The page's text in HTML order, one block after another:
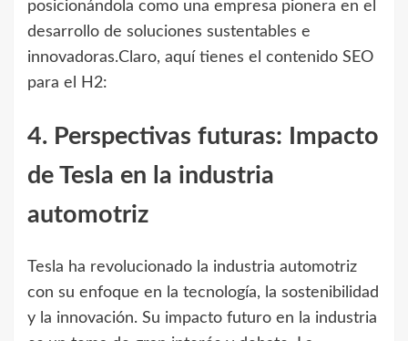
posicionándola como una empresa pionera en el
desarrollo de soluciones sustentables e
innovadoras.Claro, aquí tienes el contenido SEO
para el H2:
4. Perspectivas futuras: Impacto
de Tesla en la industria
automotriz
Tesla ha revolucionado la industria automotriz
con su enfoque en la tecnología, la sostenibilidad
y la innovación. Su impacto futuro en la industria